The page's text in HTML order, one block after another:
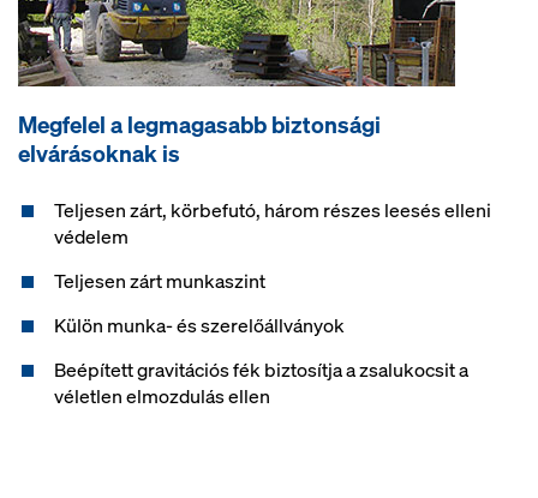
Megfelel a legmagasabb biztonsági
elvárásoknak is
Teljesen zárt, körbefutó, három részes leesés elleni
védelem
Teljesen zárt munkaszint
Külön munka- és szerelőállványok
Beépített gravitációs fék biztosítja a zsalukocsit a
véletlen elmozdulás ellen